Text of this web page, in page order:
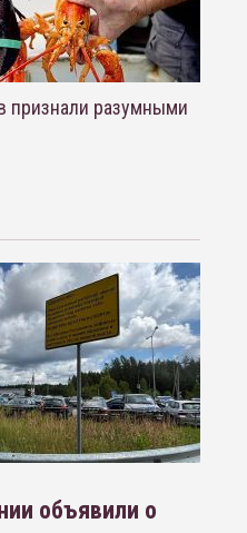
признали разумными
объявили о